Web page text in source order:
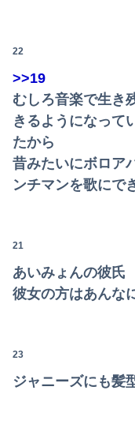
22
>>19
むしろ音楽で生き
きるようになって
たから
昔みたいにボロア
ンチマンを歌にで
21
あいみょんの彼氏
彼女の方はあんな
23
ジャニーズにも髪